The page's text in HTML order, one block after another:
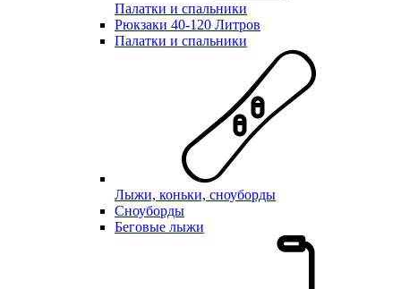
Палатки и спальники
Рюкзаки 40-120 Литров
Палатки и спальники
Лыжи, коньки, сноуборды
Сноуборды
Беговые лыжи